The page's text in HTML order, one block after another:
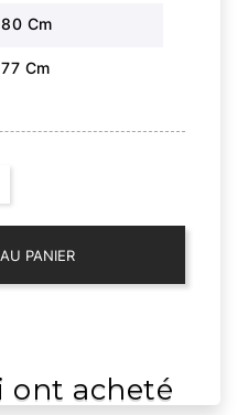
80 Cm
77 Cm
PANIER
ont acheté